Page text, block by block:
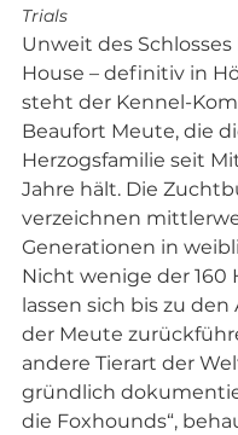
Trials
Unweit des
House – definitiv in
steht der Kennel-
Beaufort Meute, die
Herzogsfamilie seit
Jahre hält. Die
verzeichnen
Generationen in
Nicht wenige der 160
lassen sich bis zu
der Meute
andere Tierart der
gründlich
die Foxhounds“,